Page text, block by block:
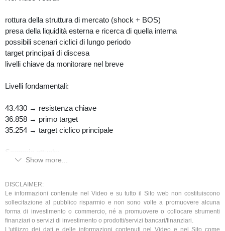
rottura supporti
trasformazione FVG → resistenza
partenza cicli inversi (T+2 / T+3)
⏱️ Timing
Siamo in zona:
Apertura mercati = cruciale
📥 Scarica gratuitamente la guida operativa del Metodo Ciclico
📅 Pubblicato il: 19/04/2026
⚠️ Contenuti a solo scopo informativo/educativo. Non sono
consulenza finanziaria né sollecitazione all’acquisto o alla vendita.
rottura della struttura di mercato (shock + BOS)
presa della liquidità esterna e ricerca di quella interna
possibili scenari ciclici di lungo periodo
target principali di discesa
livelli chiave da monitorare nel breve
Livelli fondamentali:
43.430 → resistenza chiave
36.858 → primo target
35.254 → target ciclico principale
Scenario attuale:
👉 la struttura è cambiata
👉 la probabilità maggiore resta ribassista
Nel breve, il comportamento del prezzo su questi livelli sarà
decisivo per confermare lo scenario.
Show more...
DISCLAIMER:
Le informazioni contenute nel Video e su tutto il Sito web non costituiscono
sollecitazione al pubblico risparmio e non sono volte a promuovere alcuna
forma di investimento o commercio, né a promuovere o collocare strumenti
finanziari o servizi di investimento o prodotti/servizi bancari/finanziari.
L'utilizzo dei dati e delle informazioni contenuti nel Video e nel Sito come